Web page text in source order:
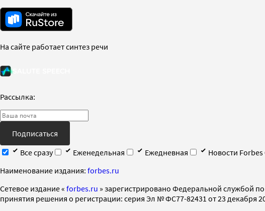
На сайте работает синтез речи
Рассылка:
Подписаться
Все сразу
Еженедельная Ежедневная
Новости Forbes
Наименование издания: forbes.ru
Cетевое издание « forbes.ru » зарегистрировано Федеральной службой
принятия решения о регистрации: серия Эл № ФС77-82431 от 23 декабря